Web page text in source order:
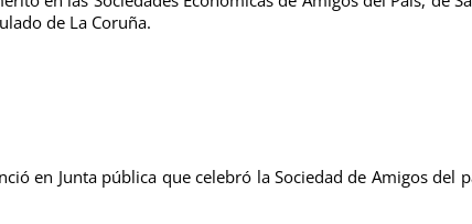
de La Coruña.
en Junta pública que celebró la Sociedad de Amigos del